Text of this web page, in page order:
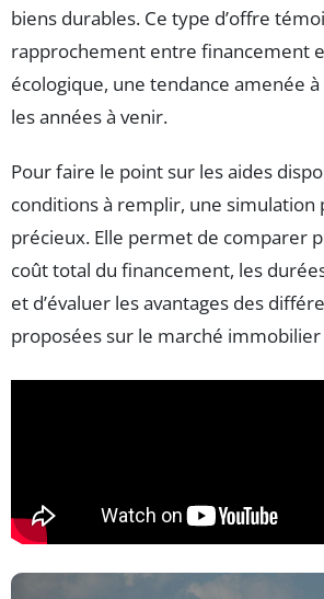
biens durables. Ce type d’offre
rapprochement entre financement
écologique, une tendance amenée
les années à venir.
Pour faire le point sur les aides
conditions à remplir, une
précieux. Elle permet de comparer
coût total du financement, les
et d’évaluer les avantages des
proposées sur le marché